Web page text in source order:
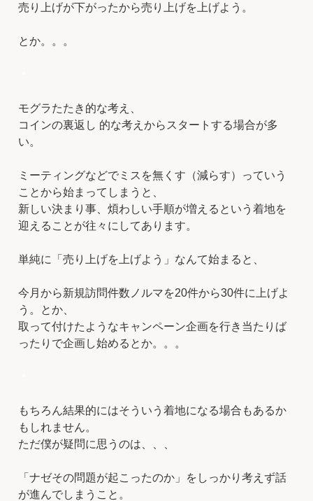
売り上げが下がったから売り上げを上げよう。
とか。。。
モグラたたき的な考え、
コインの裏返し 的な考えからスタートする場合が多
い。
ミーティングなどでミスを無くす（減らす）っていう
ことから始まってしまうと、
新しい決まり事、煩わしい手順が増えるという着地を
迎えることが往々にしてあります。
単純に「売り上げを上げよう」なんて始まると、
今月から新規訪問件数ノルマを20件から30件に上げよ
う。とか、
取って付けたようなキャンペーン企画を行き当たりば
ったりで企画し始めるとか。。。
もちろん結果的にはそういう着地になる場合もあるか
もしれません。
ただ僕が疑問に思うのは、、、
「ナゼその問題が起こったのか」をしっかり考えず話
が進んでしまうこと。